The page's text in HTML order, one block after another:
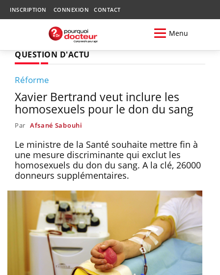
INSCRIPTION CONNEXION CONTACT
Menu
QUESTION D'ACTU
Réforme
Xavier Bertrand veut inclure les
homosexuels pour le don du sang
Par Afsané Sabouhi
Le ministre de la Santé souhaite mettre fin à
une mesure discriminante qui exclut les
homosexuels du don du sang. A la clé, 26000
donneurs supplémentaires.